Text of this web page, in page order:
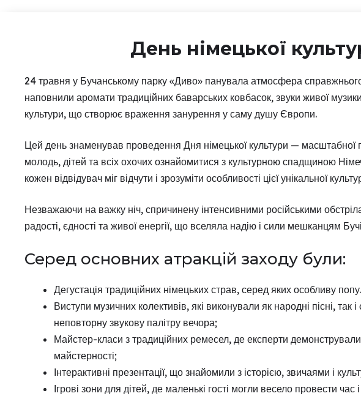
День німецької
24 травня у Бучанському парку «Диво» панувала атмосфера
наповнили аромати традиційних баварських ковбасок, звуки живої
культури, що створює враження занурення у саму душу Європи.
Цей день знаменував проведення Дня німецької культури — масштабної
молодь, дітей та всіх охочих ознайомитися з культурною спадщиною
кожен відвідувач міг відчути і зрозуміти особливості цієї унікальної
Незважаючи на важку ніч, спричинену інтенсивними російськими
радості, єдності та живої енергії, що вселяла надію і сили мешканцям
Серед основних атракцій заходу були:
Дегустація традиційних німецьких страв, серед яких особливу
Виступи музичних колективів, які виконували як народні пісні, так
неповторну звукову палітру вечора;
Майстер-класи з традиційних ремесел, де експерти демонстрували
майстерності;
Інтерактивні презентації, що знайомили з історією, звичаями і
Ігрові зони для дітей, де маленькі гості могли весело провести час